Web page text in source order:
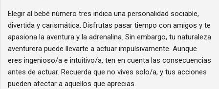
Elegir al bebé número tres indica una personalidad sociable,
divertida y carismática. Disfrutas pasar tiempo con amigos y te
apasiona la aventura y la adrenalina. Sin embargo, tu naturaleza
aventurera puede llevarte a actuar impulsivamente. Aunque
eres ingenioso/a e intuitivo/a, ten en cuenta las consecuencias
antes de actuar. Recuerda que no vives solo/a, y tus acciones
pueden afectar a aquellos que aprecias.